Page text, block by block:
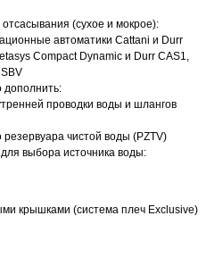
(сухое и мокрое):
автоматики Cattani и Durr
Compact Dynamic и Durr CAS1,
дополнить:
проводки воды и шлангов
чистой воды (PZTV)
выбора источника воды:
крышками (система плеч Exclusive)